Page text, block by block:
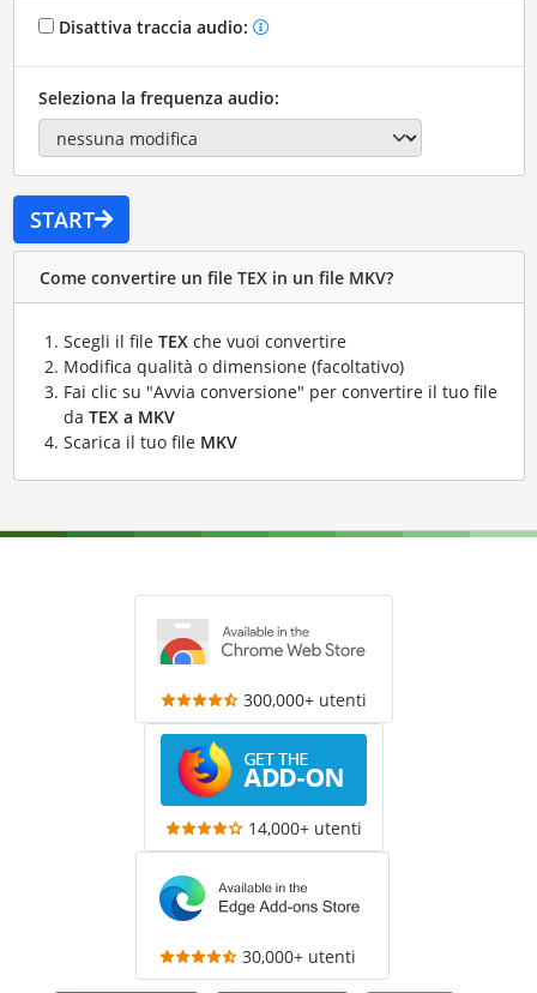
Disattiva traccia audio:
Seleziona la frequenza audio:
START
Come convertire un file TEX in un file MKV?
Scegli il file TEXche vuoi convertire
Modifica qualità o dimensione (facoltativo)
Fai clic su "Avvia conversione" per convertire il tuo file
da TEX a MKV
Scarica il tuo file MKV
300,000+ utenti
14,000+ utenti
30,000+ utenti